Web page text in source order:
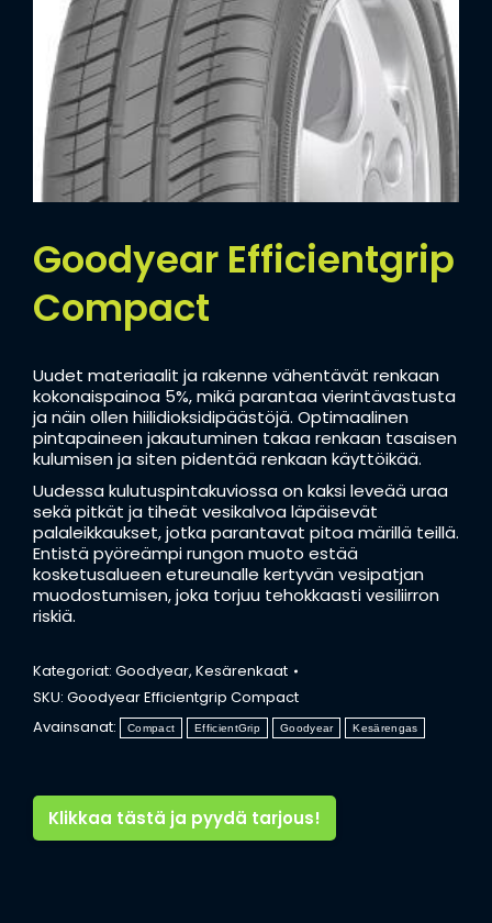
Goodyear Efficientgrip
Compact
Uudet materiaalit ja rakenne vähentävät renkaan
kokonaispainoa 5%, mikä parantaa vierintävastusta
ja näin ollen hiilidioksidipäästöjä. Optimaalinen
pintapaineen jakautuminen takaa renkaan tasaisen
kulumisen ja siten pidentää renkaan käyttöikää.
Uudessa kulutuspintakuviossa on kaksi leveää uraa
sekä pitkät ja tiheät vesikalvoa läpäisevät
palaleikkaukset, jotka parantavat pitoa märillä teillä.
Entistä pyöreämpi rungon muoto estää
kosketusalueen etureunalle kertyvän vesipatjan
muodostumisen, joka torjuu tehokkaasti vesiliirron
riskiä.
Kategoriat: Goodyear, Kesärenkaat
SKU: Goodyear Efficientgrip Compact
Avainsanat:
Compact EfficientGrip Goodyear Kesärengas
Klikkaa tästä ja pyydä tarjous!